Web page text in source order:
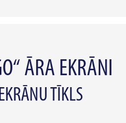
ĀRA EKRĀNI
TĪKLS